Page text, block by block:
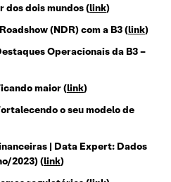
dos dois mundos (link)
(NDR) com a B3 (link)
Operacionais da B3 –
maior (link)
o seu modelo de
| Data Expert: Dados
2023) (link)